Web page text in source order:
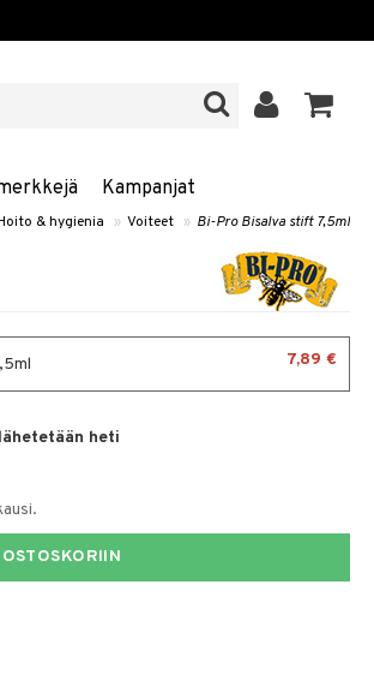
Kampanjat
& hygienia » Voiteet » Bi-Pro Bisalva stift 7,5ml
7,89 €
heti